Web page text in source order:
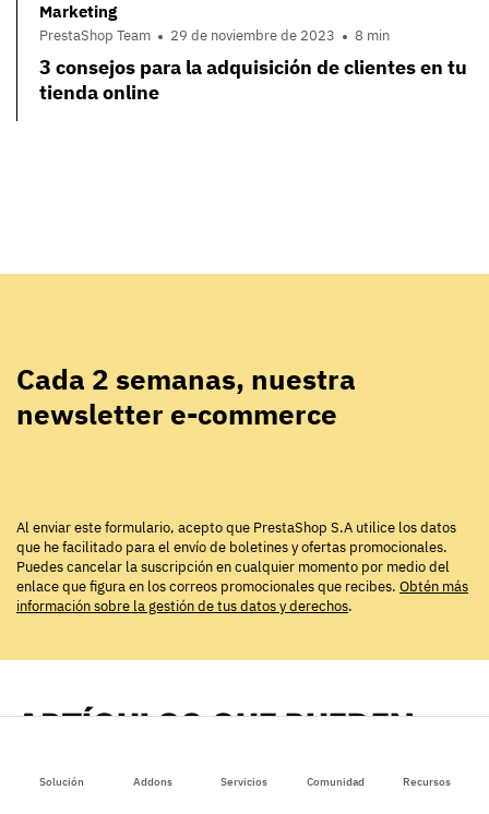
Solución Addons Servicios Comunidad Recursos
Marketing
PrestaShop Team 29 de noviembre de 2023 8 min
3 consejos para la adquisición de clientes en tu
tienda online
Cada 2 semanas, nuestra
newsletter e-commerce
Al enviar este formulario, acepto que PrestaShop S.A utilice los datos
que he facilitado para el envío de boletines y ofertas promocionales.
Puedes cancelar la suscripción en cualquier momento por medio del
enlace que figura en los correos promocionales que recibes. Obtén más
información sobre la gestión de tus datos y derechos.
ARTÍCULOS QUE PUEDEN